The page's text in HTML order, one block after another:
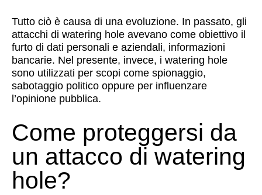
Tutto ciò è causa di una evoluzione. In passato, gli
attacchi di watering hole avevano come obiettivo il
furto di dati personali e aziendali, informazioni
bancarie. Nel presente, invece, i watering hole
sono utilizzati per scopi come spionaggio,
sabotaggio politico oppure per influenzare
l’opinione pubblica.
Come proteggersi da
un attacco di watering
hole?